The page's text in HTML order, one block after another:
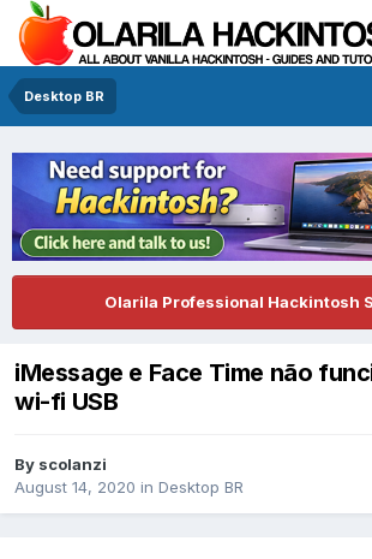
Desktop BR
Olarila Professional Hackintosh
iMessage e Face Time não
wi-fi USB
By scolanzi
August 14, 2020 in Desktop BR